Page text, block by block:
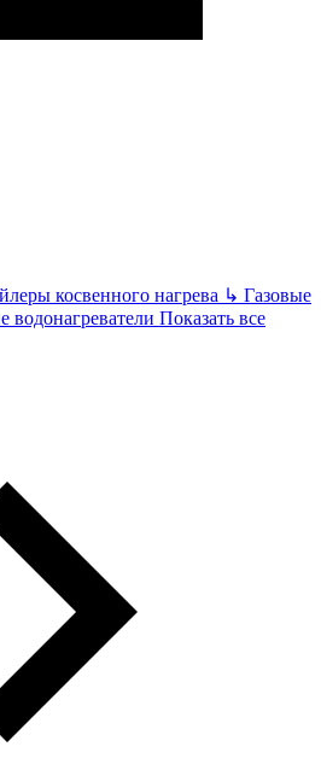
косвенного нагрева ↳ Газовые
водонагреватели Показать все